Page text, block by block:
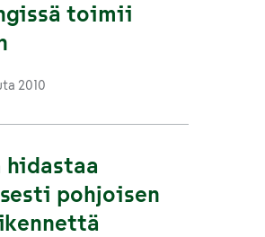
toimii
2010
hidastaa
pohjoisen